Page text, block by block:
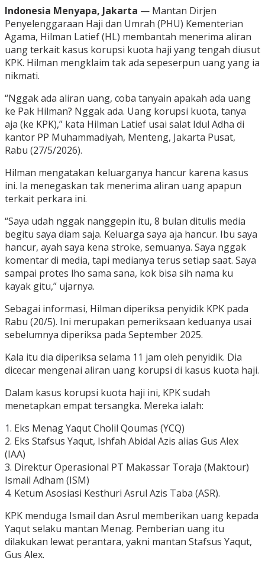
Indonesia Menyapa, Jakarta — Mantan Dirjen
Penyelenggaraan Haji dan Umrah (PHU) Kementerian
Agama, Hilman Latief (HL) membantah menerima aliran
uang terkait kasus korupsi kuota haji yang tengah diusut
KPK. Hilman mengklaim tak ada sepeserpun uang yang ia
nikmati.
“Nggak ada aliran uang, coba tanyain apakah ada uang
ke Pak Hilman? Nggak ada. Uang korupsi kuota, tanya
aja (ke KPK),” kata Hilman Latief usai salat Idul Adha di
kantor PP Muhammadiyah, Menteng, Jakarta Pusat,
Rabu (27/5/2026).
Hilman mengatakan keluarganya hancur karena kasus
ini. Ia menegaskan tak menerima aliran uang apapun
terkait perkara ini.
“Saya udah nggak nanggepin itu, 8 bulan ditulis media
begitu saya diam saja. Keluarga saya aja hancur. Ibu saya
hancur, ayah saya kena stroke, semuanya. Saya nggak
komentar di media, tapi medianya terus setiap saat. Saya
sampai protes lho sama sana, kok bisa sih nama ku
kayak gitu,” ujarnya.
Sebagai informasi, Hilman diperiksa penyidik KPK pada
Rabu (20/5). Ini merupakan pemeriksaan keduanya usai
sebelumnya diperiksa pada September 2025.
Kala itu dia diperiksa selama 11 jam oleh penyidik. Dia
dicecar mengenai aliran uang korupsi di kasus kuota haji.
Dalam kasus korupsi kuota haji ini, KPK sudah
menetapkan empat tersangka. Mereka ialah:
1. Eks Menag Yaqut Cholil Qoumas (YCQ)
2. Eks Stafsus Yaqut, Ishfah Abidal Azis alias Gus Alex
(IAA)
3. Direktur Operasional PT Makassar Toraja (Maktour)
Ismail Adham (ISM)
4. Ketum Asosiasi Kesthuri Asrul Azis Taba (ASR).
KPK menduga Ismail dan Asrul memberikan uang kepada
Yaqut selaku mantan Menag. Pemberian uang itu
dilakukan lewat perantara, yakni mantan Stafsus Yaqut,
Gus Alex.